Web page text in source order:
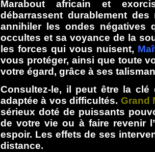
Marabout africain et
débarrassent durablement
annihiler les ondes négatives
occultes et sa voyance de la
les forces qui vous nuisent,
vous protéger, ainsi que toute
votre égard, grâce à ses
Consultez-le, il peut être la
adaptée à vos difficultés. Grand
sérieux doté de puissants
de votre vie ou à faire revenir
espoir. Les effets de ses
distance.